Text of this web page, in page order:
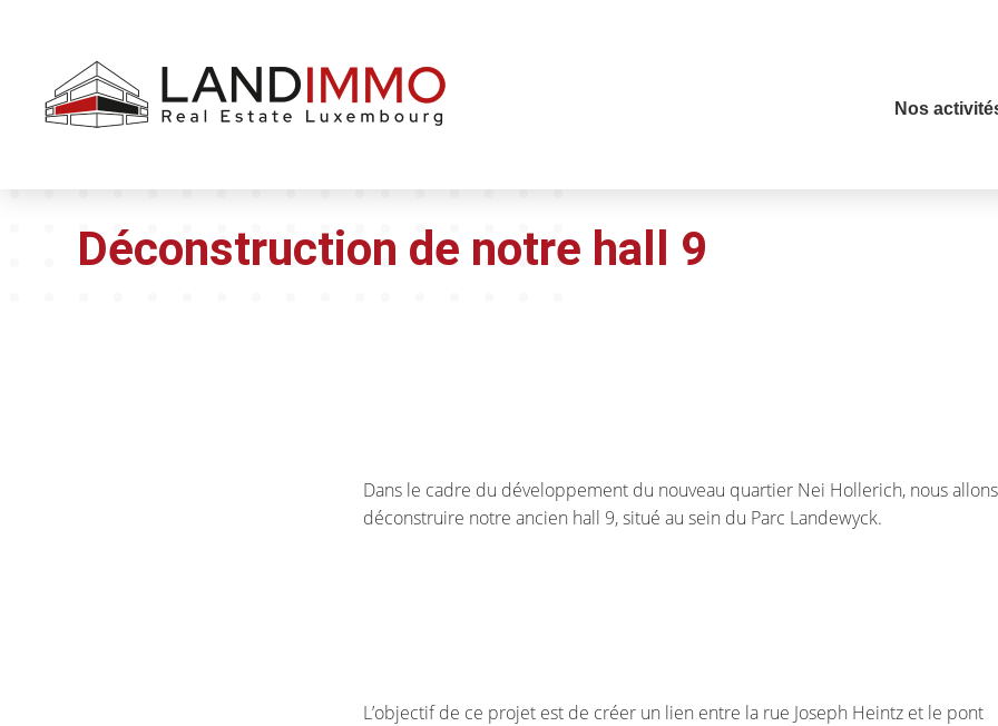
contenu
bas
de
Nos
Déconstruction de notre hall 9
Dans le cadre du développement du nouveau quartier Nei Hollerich, nous allons
déconstruire notre ancien hall 9, situé au sein du Parc Landewyck.
L’objectif de ce projet est de créer un lien entre la rue Joseph Heintz et le pont